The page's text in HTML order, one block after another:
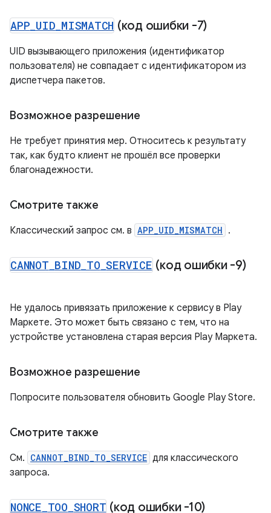
APP UID MISMATCH (код ошибки -7)
UID вызывающего приложения (идентификатор
пользователя) не совпадает с идентификатором из
диспетчера пакетов.
Возможное разрешение
Не требует принятия мер. Относитесь к результату
так, как будто клиент не прошёл все проверки
благонадежности.
Смотрите также
Классический запрос см. в APP_UID_MISMATCH .
CANNOT BIND TO _SERVICE (код ошибки -9)
Не удалось привязать приложение к сервису в Play
Маркете. Это может быть связано с тем, что на
устройстве установлена ​​старая версия Play Маркета.
Возможное разрешение
Попросите пользователя обновить Google Play Store.
Смотрите также
См. CANNOT_BIND_TO_SERVICE для классического
запроса.
NONCE TOO SHORT (код ошибки -10)